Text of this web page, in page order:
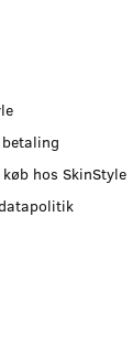
hos SkinStyle